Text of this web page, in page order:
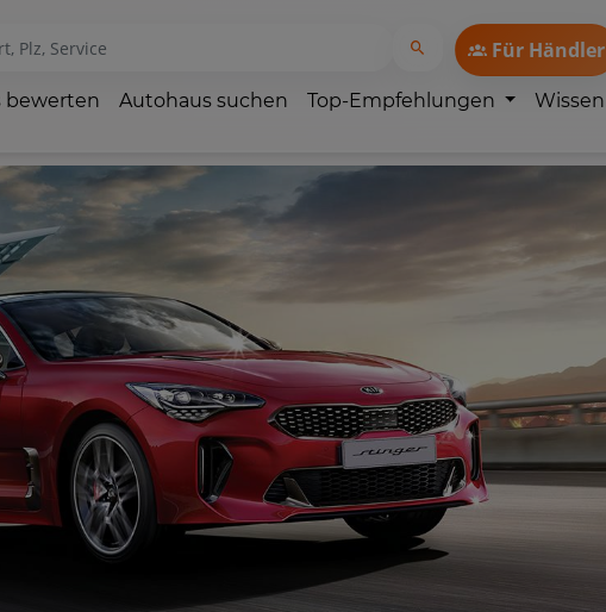
Für Händler
bewerten Autohaus suchen Top-Empfehlungen Wissen